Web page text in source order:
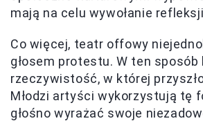
mają na celu wywołanie
Co więcej, teatr offowy
głosem protestu. W ten
rzeczywistość, w której
Młodzi artyści wykorzystują tę
głośno wyrażać swoje